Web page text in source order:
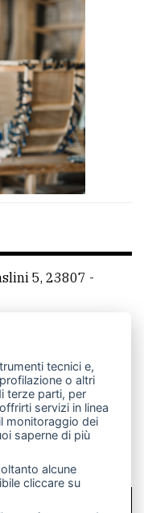
5, 23807 -
RSS
tecnici e,
o altri
terze parti, per
servizi in linea
monitoraggio dei
saperne di più
alcune
cliccare su